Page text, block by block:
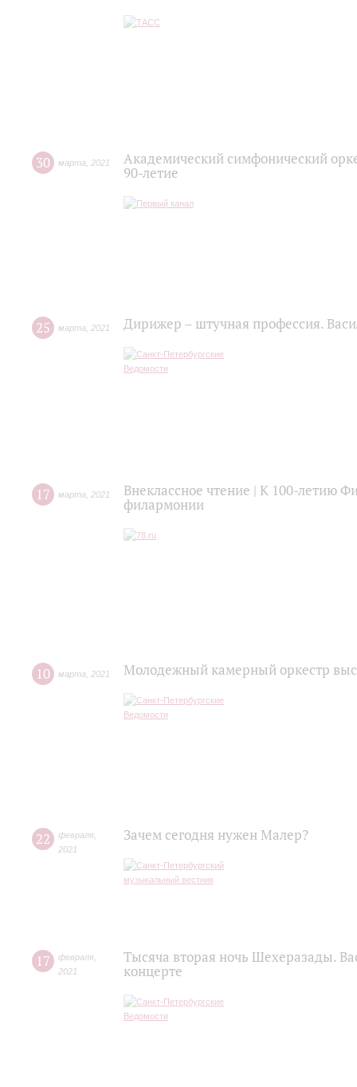
30 марта 2021
Академический симфонический
90-летие
25 марта 2021 Дирижер – штучная профессия.
17 марта 2021
Внеклассное чтение | К 100-летию
филармонии
10 марта 2021 Молодежный камерный оркестр
22 февраля
2021
Зачем сегодня нужен Малер?
17 февраля
2021
Тысяча вторая ночь Шехеразады.
концерте